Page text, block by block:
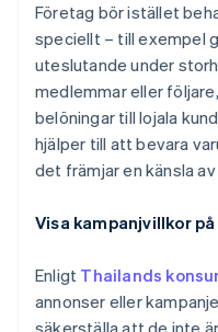
Företag bör istället
speciellt – till exempel
uteslutande under
medlemmar eller
belöningar till lojala
hjälper till att bevara
det främjar en känsla
Visa kampanjvillkor
Enligt Thailands
annonser eller